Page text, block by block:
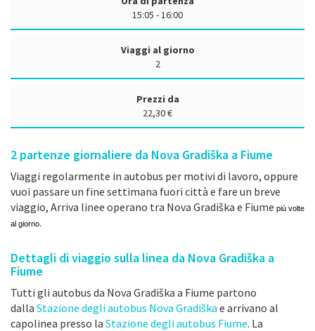
15:05 - 16:00
Viaggi al giorno
2
Prezzi da
22,30 €
2 partenze giornaliere da Nova Gradiška a Fiume
Viaggi regolarmente in autobus per motivi di lavoro, oppure
vuoi passare un fine settimana fuori città e fare un breve
viaggio, Arriva linee operano tra Nova Gradiška e Fiume più volte
al giorno.
Dettagli di viaggio sulla linea da Nova Gradiška a
Fiume
Tutti gli autobus da Nova Gradiška a Fiume partono
dalla Stazione degli autobus Nova Gradiška e arrivano al
capolinea presso la Stazione degli autobus Fiume. La